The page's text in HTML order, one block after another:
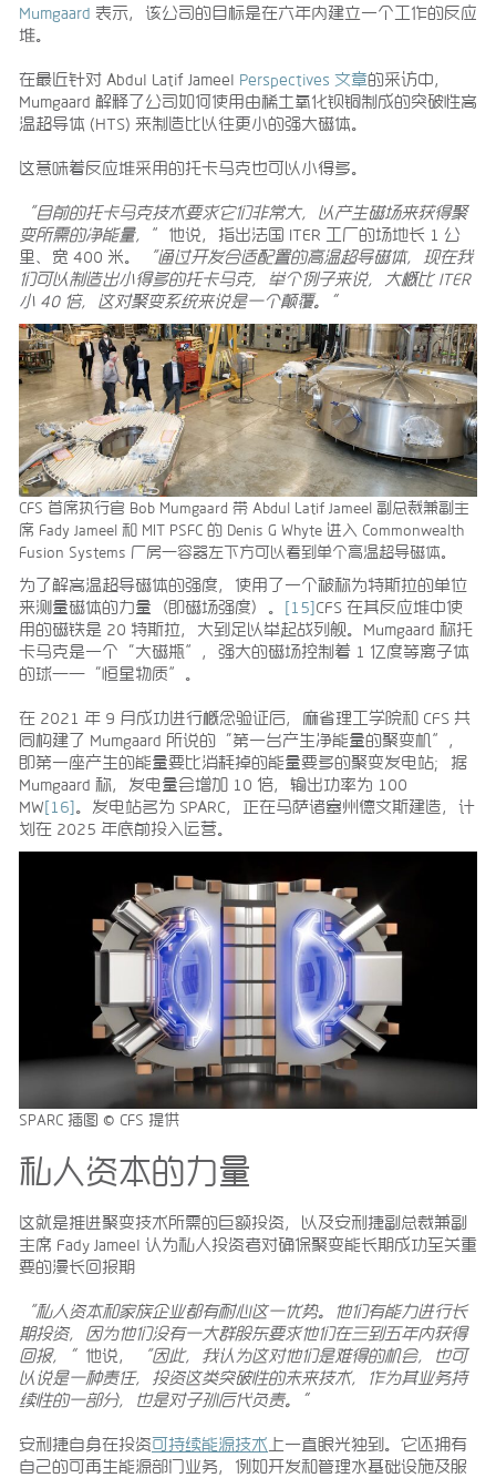
Mumgaard 表示，该公司的目标是在六年内建立一个工作的反应
堆。
在最近针对 Abdul Latif Jameel Perspectives 文章的采访中，
Mumgaard 解释了公司如何使用由稀土氧化钡铜制成的突破性高
温超导体 (HTS) 来制造比以往更小的强大磁体。
这意味着反应堆采用的托卡马克也可以小得多。
“目前的托卡马克技术要求它们非常大，以产生磁场来获得聚
变所需的净能量， ”他说，指出法国 ITER 工厂的场地长 1 公
里、宽 400 米。
“通过开发合适配置的高温超导磁体，现在我
们可以制造出小得多的托卡马克，举个例子来说，大概比 ITER
小 40 倍，这对聚变系统来说是一个颠覆。”
CFS 首席执行官 Bob Mumgaard 带 Abdul Latif Jameel 副总裁兼副主
席 Fady Jameel 和 MIT PSFC 的 Denis G Whyte 进入 Commonwealth
Fusion Systems 厂房—容器左下方可以看到单个高温超导磁体。
为了解高温超导磁体的强度，使用了一个被称为特斯拉的单位
来测量磁体的力量（即磁场强度）。
[15] CFS 在其反应堆中使
用的磁铁是 20 特斯拉，大到足以举起战列舰。Mumgaard 称托
卡马克是一个“大磁瓶”，强大的磁场控制着 1 亿度等离子体
的球——“恒星物质”。
在 2021 年 9 月成功进行概念验证后，麻省理工学院和 CFS 共
同构建了 Mumgaard 所说的“第一台产生净能量的聚变机”，
即第一座产生的能量要比消耗掉的能量要多的聚变发电站；据
Mumgaard 称，发电量会增加 10 倍，输出功率为 100
MW [16] 。发电站名为 SPARC，正在马萨诸塞州德文斯建造，计
划在 2025 年底前投入运营。
SPARC 插图 © CFS 提供
私人资本的力量
这就是推进聚变技术所需的巨额投资，以及安利捷副总裁兼副
主席 Fady Jameel 认为私人投资者对确保聚变能长期成功至关重
要的漫长回报期
“私人资本和家族企业都有耐心这一优势。他们有能力进行长
期投资，因为他们没有一大群股东要求他们在三到五年内获得
回报，” 他说，
“因此，我认为这对他们是难得的机会，也可
以说是一种责任，投资这类突破性的未来技术，作为其业务持
续性的一部分，也是对子孙后代负责。”
安利捷自身在投资可持续能源技术 上一直眼光独到。它还拥有
自己的可再生能源部门业务，例如开发和管理水基础设施及服